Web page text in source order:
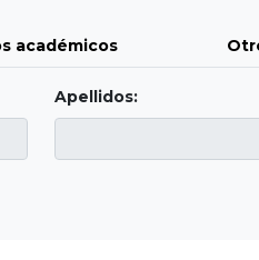
académicos
Apellidos: